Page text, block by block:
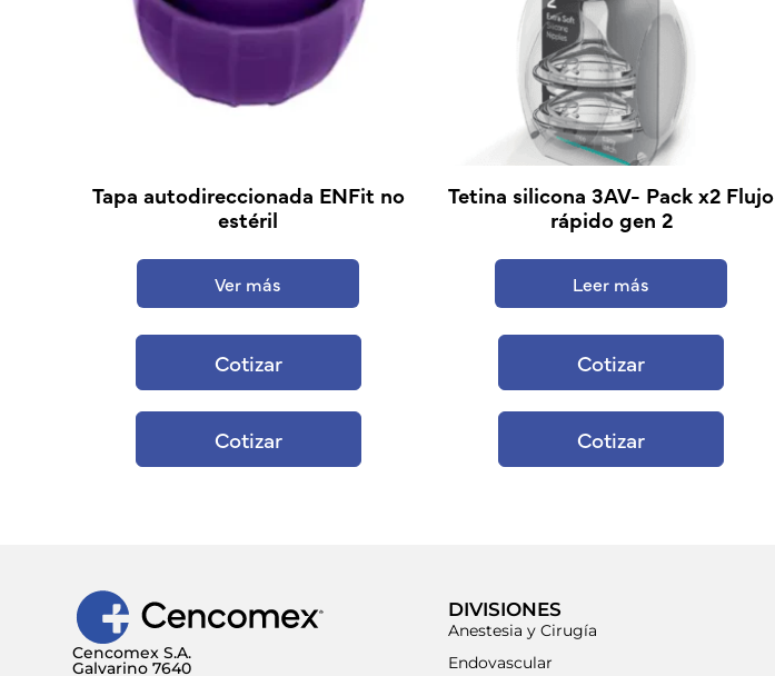
Tapa autodireccionada ENFit no
estéril
Ver más
Cotizar
Cotizar
Tetina silicona 3AV- Pack x2 Flujo
rápido gen 2
Leer más
Cotizar
Cotizar
Cencomex S.A.
Galvarino 7640
DIVISIONES
Anestesia y Cirugía
Endovascular